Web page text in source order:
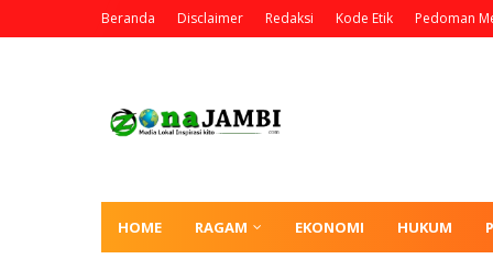
Beranda Disclaimer Redaksi Kode Etik Pedoman
HOME RAGAM EKONOMI HUKUM